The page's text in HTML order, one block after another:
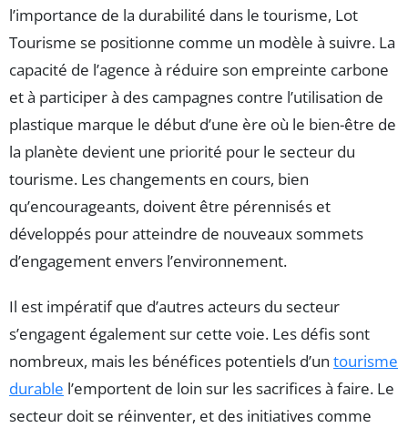
l’importance de la durabilité dans le tourisme, Lot
Tourisme se positionne comme un modèle à suivre. La
capacité de l’agence à réduire son empreinte carbone
et à participer à des campagnes contre l’utilisation de
plastique marque le début d’une ère où le bien-être de
la planète devient une priorité pour le secteur du
tourisme. Les changements en cours, bien
qu’encourageants, doivent être pérennisés et
développés pour atteindre de nouveaux sommets
d’engagement envers l’environnement.
Il est impératif que d’autres acteurs du secteur
s’engagent également sur cette voie. Les défis sont
nombreux, mais les bénéfices potentiels d’un tourisme
durable l’emportent de loin sur les sacrifices à faire. Le
secteur doit se réinventer, et des initiatives comme